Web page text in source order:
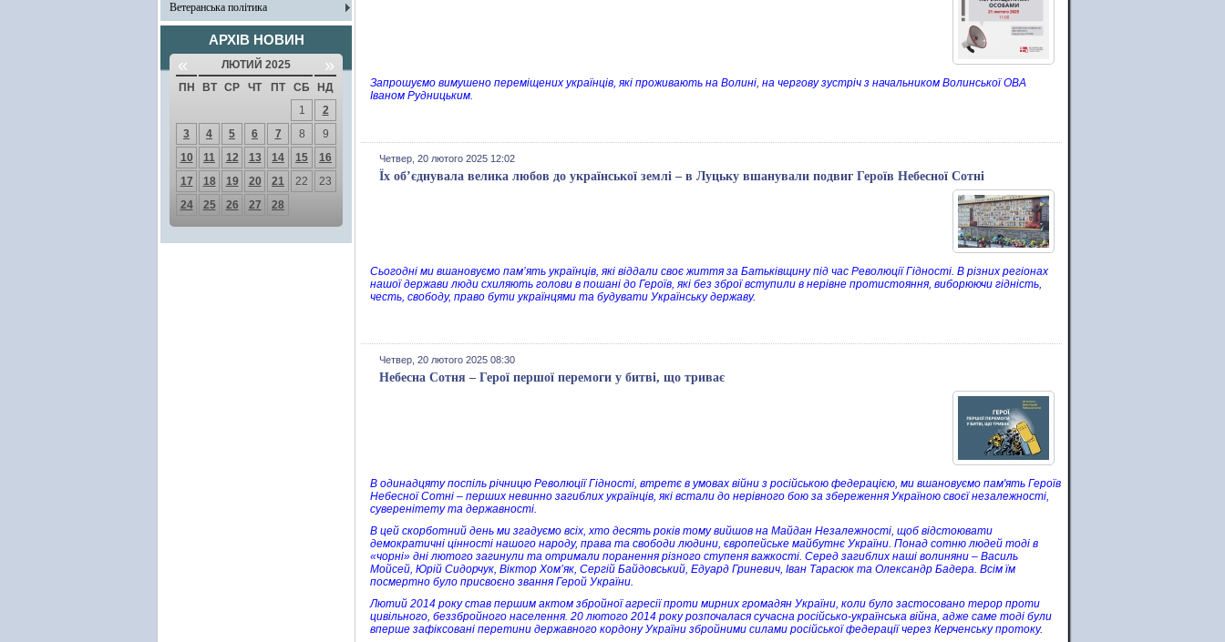
Ветеранська політика
АРХІВ НОВИН
« ЛЮТИЙ 2025 »
ПН ВТ СР ЧТ ПТ СБ
НД
1
2
3
4 5 6 7 8
9
10
11 12 13 14 15
16
17
18 19 20 21 22
23
24
25 26 27 28
Запрошуємо вимушено переміщених українців, які проживають на Волині, на чергову зустріч з начальником Волинської ОВА
Іваном Рудницьким.
Четвер, 20 лютого 2025 12:02
Їх об’єднувала велика любов до української землі – в Луцьку вшанували подвиг Героїв Небесної Сотні
Сьогодні ми вшановуємо пам’ять українців, які віддали своє життя за Батьківщину під час Революції Гідності. В різних регіонах
нашої держави люди схиляють голови в пошані до Героїв, які без зброї вступили в нерівне протистояння, виборюючи гідність,
честь, свободу, право бути українцями та будувати Українську державу.
Четвер, 20 лютого 2025 08:30
Небесна Сотня – Герої першої перемоги у битві, що триває
В одинадцяту поспіль річницю Революції Гідності, втретє в умовах війни з російською федерацією, ми вшановуємо пам'ять Героїв
Небесної Сотні – перших невинно загиблих українців, які встали до нерівного бою за збереження Україною своєї незалежності,
суверенітету та державності.
В цей скорботний день ми згадуємо всіх, хто десять років тому вийшов на Майдан Незалежності, щоб відстоювати
демократичні цінності нашого народу, права та свободи людини, європейське майбутнє України. Понад сотню людей тоді в
«чорні» дні лютого загинули та отримали поранення різного ступеня важкості. Серед загиблих наші волиняни – Василь
Мойсей, Юрій Сидорчук, Віктор Хом’як, Сергій Байдовський, Едуард Гриневич, Іван Тарасюк та Олександр Бадера. Всім їм
посмертно було присвоєно звання Герой України.
Лютий 2014 року став першим актом збройної aгpeciï проти мирних громадян України, коли було застосовано терор проти
цивільного, беззбройного населення. 20 лютого 2014 року розпочалася сучасна російсько-українська війна, адже саме тоді були
вперше зафіксовані перетини державного кордону України збройними силами російської федерації через Керченську протоку.